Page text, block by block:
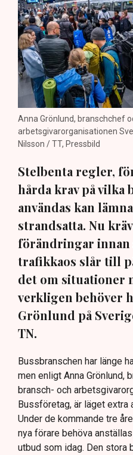
Anna Grönlund, branschchef
arbetsgivarorganisationen
Nilsson / TT, Pressbild
Stelbenta regler,
hårda krav på vilka
användas kan
strandsatta. Nu
förändringar innan
trafikkaos slår till
det om situationer
verkligen behöver
Grönlund på
TN.
Bussbranschen har länge
men enligt Anna Grönlund,
bransch- och
Bussföretag, är läget extra
Under de kommande tre
nya förare behöva
utbud som idag. Den stora